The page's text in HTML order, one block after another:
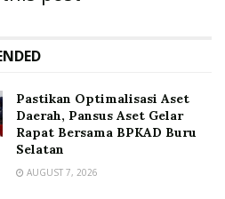
Pastikan Optimalisasi Aset
Daerah, Pansus Aset Gelar
Rapat Bersama BPKAD Buru
Selatan
AUGUST 7, 2026